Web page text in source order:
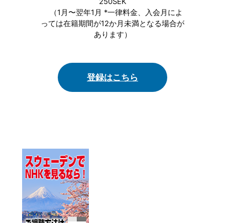
（1月〜翌年1月 *一律料金、入会月によ
っては在籍期間が12か月未満となる場合が
あります）
登録はこちら